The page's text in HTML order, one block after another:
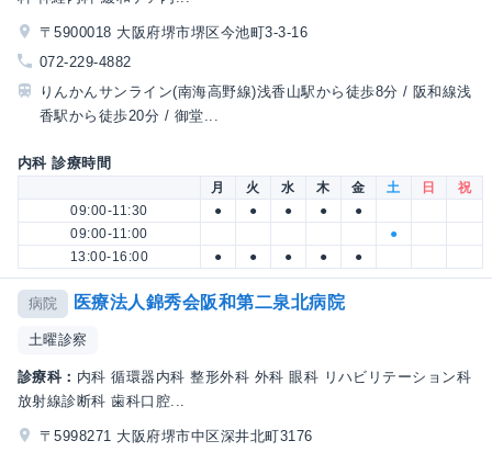
〒5900018 大阪府堺市堺区今池町3-3-16
072-229-4882
りんかんサンライン(南海高野線)浅香山駅から徒歩8分 / 阪和線浅
香駅から徒歩20分 / 御堂...
内科 診療時間
月 火 水 木 金 土 日
祝
09:00-11:30
● ● ● ●
●
09:00-11:00
●
13:00-16:00
● ● ● ● ●
病院 医療法人錦秀会阪和第二泉北病院
土曜診察
診療科： 内科 循環器内科 整形外科 外科 眼科 リハビリテーション科
放射線診断科 歯科口腔...
〒5998271 大阪府堺市中区深井北町3176